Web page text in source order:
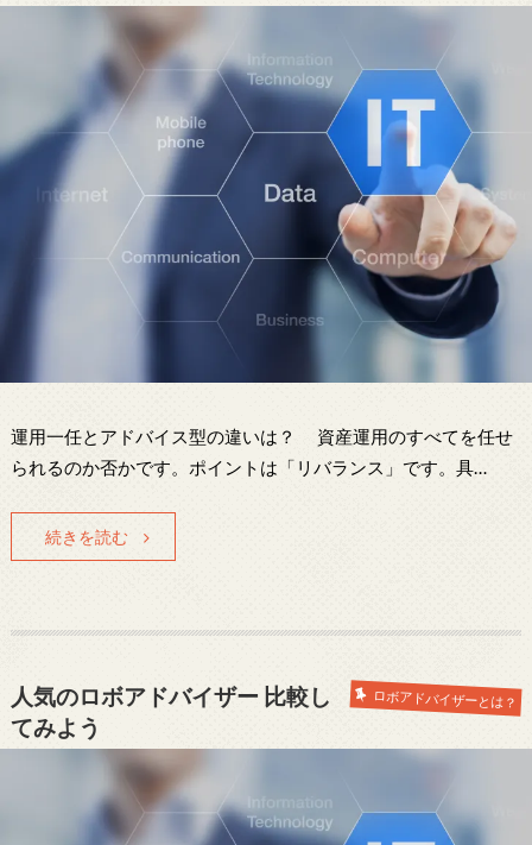
運用一任とアドバイス型の違いは？ 資産運用のすべてを任せ
られるのか否かです。ポイントは「リバランス」です。具…
続きを読む
ロボアドバイザーとは？
人気のロボアドバイザー 比較し
てみよう